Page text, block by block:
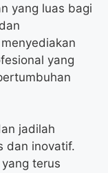
yang luas bagi
yang
jadilah
dan inovatif.
terus